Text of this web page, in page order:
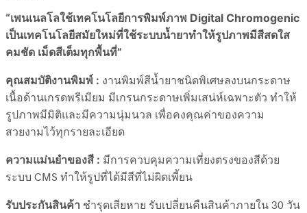
“เพนเนลโลใช้เทคโนโลยีการพิมพ์ภาพ Digital Chromogenic
เป็นเทคโนโลยีสมัยใหม่ที่ใช้ระบบน้ำยาทำให้รูปภาพมีสีสดใส
คมชัด เม็ดสีเต็มทุกพื้นที่”
คุณสมบัติงานพิมพ์ : งานพิมพ์สีน้ำยาชนิดพิเศษลงบนกระดาษ
เนื้อด้านเกรดพรีเมียม มีเกรนกระดาษเพิ่มเสน่ห์เฉพาะตัว ทำให้
รูปภาพมีมิติและมีความนุ่มนวล เพื่อคงคุณค่าของความ
สวยงามไว้ทุกรายละเอียด
ความแม่นยำของสี : มีการควบคุมความเที่ยงตรงของสีด้วย
ระบบ CMS ทำให้รูปที่ได้มีสีที่ไม่ผิดเพี้ยน
รับประกันสินค้า ชำรุดเสียหาย รับเปลี่ยนคืนสินค้าภายใน 30 วัน